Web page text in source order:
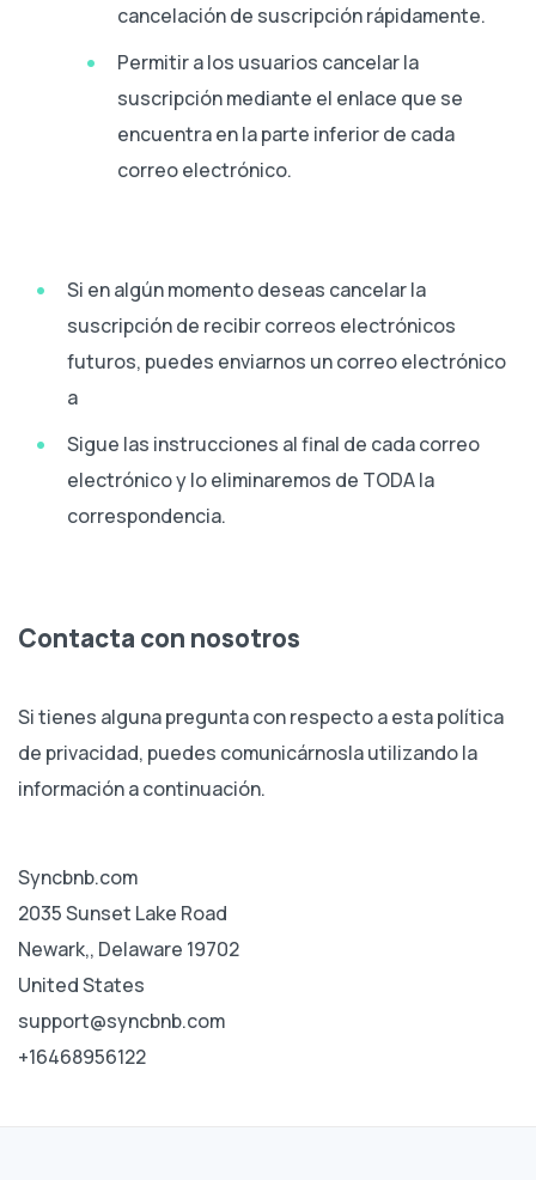
cancelación de suscripción rápidamente.
Permitir a los usuarios cancelar la
suscripción mediante el enlace que se
encuentra en la parte inferior de cada
correo electrónico.
Si en algún momento deseas cancelar la
suscripción de recibir correos electrónicos
futuros, puedes enviarnos un correo electrónico
a
Sigue las instrucciones al final de cada correo
electrónico y lo eliminaremos de TODA la
correspondencia.
Contacta con nosotros
Si tienes alguna pregunta con respecto a esta política
de privacidad, puedes comunicárnosla utilizando la
información a continuación.
Syncbnb.com
2035 Sunset Lake Road
Newark,, Delaware 19702
United States
support@syncbnb.com
+16468956122